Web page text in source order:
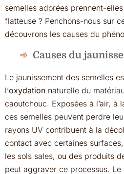
semelles adorées prennent-
flatteuse ? Penchons-nous sur
découvrons les causes du
Causes du
Le jaunissement des semelles
l’oxydation naturelle du
caoutchouc. Exposées à l’air, à
ces semelles peuvent perdre
rayons UV contribuent à la
contact avec certaines
les sols sales, ou des produits
peut aggraver ce processus. Le